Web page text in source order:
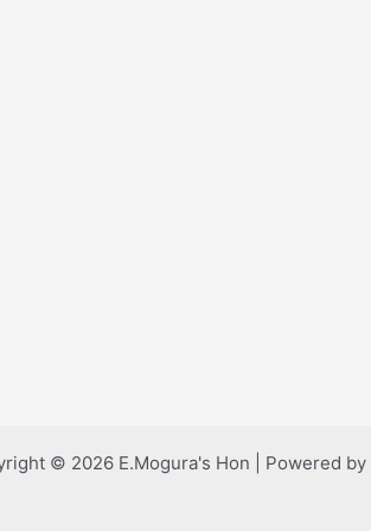
© 2026 E.Mogura's Hon | Powered by